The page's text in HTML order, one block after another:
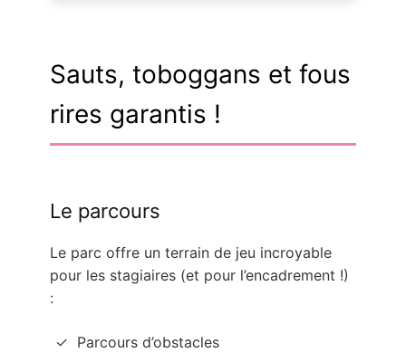
Sauts, toboggans et fous
rires garantis !
Le parcours
Le parc offre un terrain de jeu incroyable
pour les stagiaires (et pour l’encadrement !)
:
Parcours d’obstacles